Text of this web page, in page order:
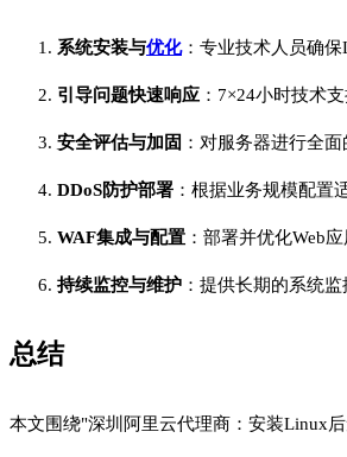
系统安装与优化：专业技术人员确
引导问题快速响应 ：7×24小时技术
安全评估与加固 ：对服务器进行全
DDoS防护部署 ：根据业务规模配置
WAF集成与配置 ：部署并优化Web
持续监控与维护 ：提供长期的系统
总结
本文围绕"深圳阿里云代理商：安装Linux